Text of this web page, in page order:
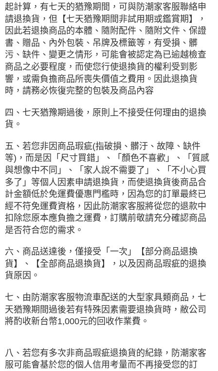
起計算，有七天的猶豫期間，可與防潮家客服聯絡申
請退換貨，但【七天猶豫期間非試用期或鑑賞期】，
因此若退換商品的本體、隨附配件、隨附文件、保證
書、贈品、內外包裝、吊牌及標籤等，有受損、髒
污、缺件、變更之情形，可能會被認定為已逾越檢查
商品之必要程度，而使您行使退換貨的權利受到影
響，或需負擔商品所喪失價值之費用。因此退換貨
時，請務必恢復完整的包裝及商品內容
四、七天猶豫期過後，原則上不接受任何理由的退換
貨。
五、若您非因商品瑕疵(指破損、髒汙、故障、缺件
等)，而是因「尺寸買錯」、「顏色不喜歡」、「質感
與想像中不同」、「家人說不需要了」、「不小心買
多了」等個人因素申請退換貨，而使退換貨後商品合
計金額低於免運費優惠門檻時，因為您的訂單最終已
經不符免運費資格，因此防潮家客服將從您的退款中
扣除您原本應負擔之運費，訂購前敬請充分確認商品
是否符合您的需求。
六、商品送達後，僅接受「一次」【部分商品退換
貨】、【全部商品退換貨】，以及因商品瑕疵的退換
貨原因。
七、由防潮家客服物流車配送的大型家具類商品，七
天猶豫期間過後若有特殊因素需要退換貨時，敝公司
將酌收新台幣1,000元的回收作業費。
八、若您有多次非商品瑕疵退換貨的紀錄，防潮家客
服可能會基於您的個人信用考量而不再接受您的訂